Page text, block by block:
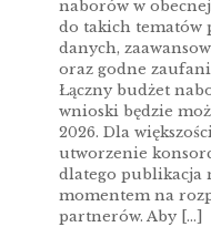
naborów w
do takich tematów
danych,
oraz godne
Łączny budżet
wnioski będzie
2026. Dla
utworzenie
dlatego publikacja
momentem na
partnerów. Aby […]